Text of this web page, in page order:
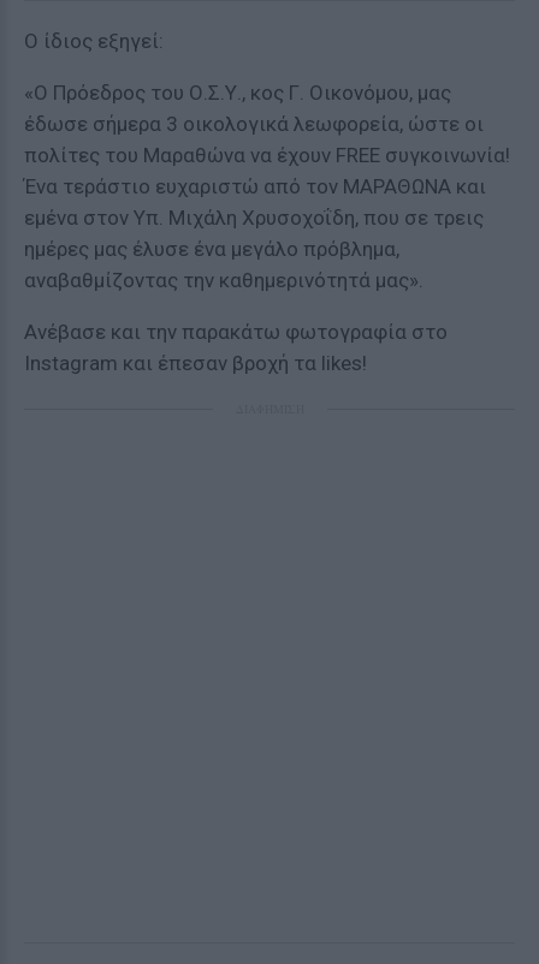
Ο ίδιος εξηγεί:
«Ο Πρόεδρος του Ο.Σ.Υ., κος Γ. Οικονόμου, μας
έδωσε σήμερα 3 οικολογικά λεωφορεία, ώστε οι
πολίτες του Μαραθώνα να έχουν FREE συγκοινωνία!
Ένα τεράστιο ευχαριστώ από τον ΜΑΡΑΘΩΝΑ και
εμένα στον Υπ. Μιχάλη Χρυσοχοΐδη, που σε τρεις
ημέρες μας έλυσε ένα μεγάλο πρόβλημα,
αναβαθμίζοντας την καθημερινότητά μας».
Ανέβασε και την παρακάτω φωτογραφία στο
Instagram και έπεσαν βροχή τα likes!